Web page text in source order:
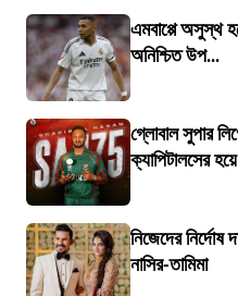
এমবাপ্পে অসুস্থ
অনিশ্চিত উপ...
গ্লোবাল সুপার
ক্যাপিটালসের হয়ে
নিজেদের নির্দোষ
নাসির-তামিমা